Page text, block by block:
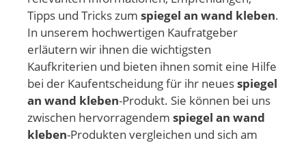
Tipps und Tricks zum spiegel an wand kleben.
In unserem hochwertigen Kaufratgeber
erläutern wir ihnen die wichtigsten
Kaufkriterien und bieten ihnen somit eine Hilfe
bei der Kaufentscheidung für ihr neuesspiegel
an wand kleben-Produkt. Sie können bei uns
zwischen hervorragendem spiegel an wand
kleben-Produkten vergleichen und sich am